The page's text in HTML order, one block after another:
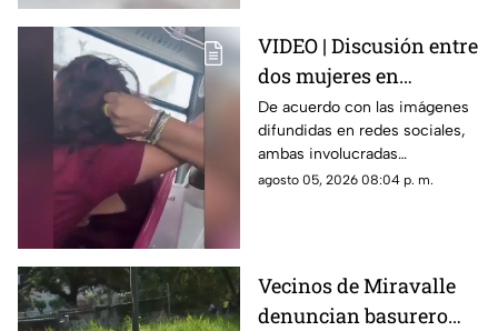
VIDEO | Discusión entre
dos mujeres en
transporte público
termina en jalones de
cabello
De acuerdo con las imágenes
difundidas en redes sociales,
ambas involucradas
comenzaron a intercambiar
agosto 05, 2026 08:04 p. m.
Vecinos de Miravalle
denuncian basurero